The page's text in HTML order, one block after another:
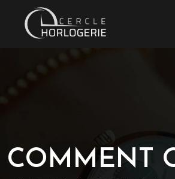
COMMENT